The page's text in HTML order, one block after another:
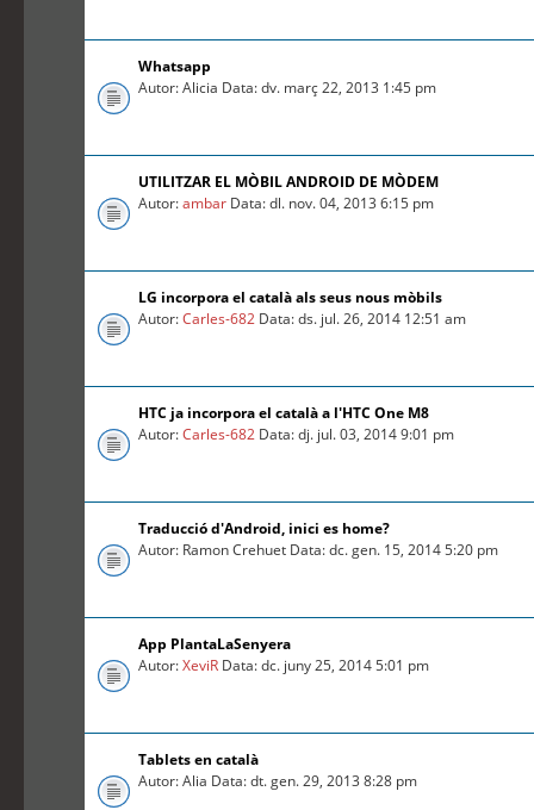
Whatsapp
Autor: Alicia Data: dv. març 22, 2013 1:45 pm
UTILITZAR EL MÒBIL ANDROID DE MÒDEM
Autor:ambar Data: dl. nov. 04, 2013 6:15 pm
LG incorpora el català als seus nous mòbils
Autor:Carles-682 Data: ds. jul. 26, 2014 12:51 am
HTC ja incorpora el català a l'HTC One M8
Autor:Carles-682 Data: dj. jul. 03, 2014 9:01 pm
Traducció d'Android, inici es home?
Autor: Ramon Crehuet Data: dc. gen. 15, 2014 5:20 pm
App PlantaLaSenyera
Autor:XeviR Data: dc. juny 25, 2014 5:01 pm
Tablets en català
Autor: Alia Data: dt. gen. 29, 2013 8:28 pm